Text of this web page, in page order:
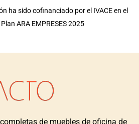
ha sido cofinanciado por el IVACE en el
ARA EMPRESES 2025
de muebles de oficina de